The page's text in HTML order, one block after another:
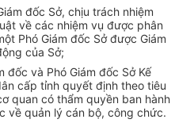
đốc Sở, chịu trách nhiệm
về các nhiệm vụ được phân
Phó Giám đốc Sở được Giám
của Sở;
đốc và Phó Giám đốc Sở Kế
cấp tỉnh quyết định theo tiêu
quan có thẩm quyền ban hành
về quản lý cán bộ, công chức.